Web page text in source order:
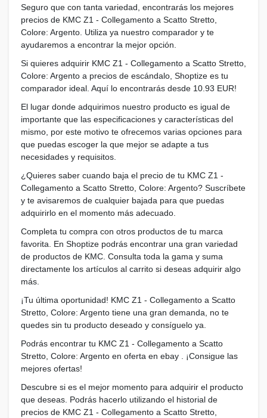
Seguro que con tanta variedad, encontrarás los mejores
precios de KMC Z1 - Collegamento a Scatto Stretto,
Colore: Argento. Utiliza ya nuestro comparador y te
ayudaremos a encontrar la mejor opción.
Si quieres adquirir KMC Z1 - Collegamento a Scatto Stretto,
Colore: Argento a precios de escándalo, Shoptize es tu
comparador ideal. Aquí lo encontrarás desde 10.93 EUR!
El lugar donde adquirimos nuestro producto es igual de
importante que las especificaciones y características del
mismo, por este motivo te ofrecemos varias opciones para
que puedas escoger la que mejor se adapte a tus
necesidades y requisitos.
¿Quieres saber cuando baja el precio de tu KMC Z1 -
Collegamento a Scatto Stretto, Colore: Argento? Suscríbete
y te avisaremos de cualquier bajada para que puedas
adquirirlo en el momento más adecuado.
Completa tu compra con otros productos de tu marca
favorita. En Shoptize podrás encontrar una gran variedad
de productos de KMC. Consulta toda la gama y suma
directamente los artículos al carrito si deseas adquirir algo
más.
¡Tu última oportunidad! KMC Z1 - Collegamento a Scatto
Stretto, Colore: Argento tiene una gran demanda, no te
quedes sin tu producto deseado y consíguelo ya.
Podrás encontrar tu KMC Z1 - Collegamento a Scatto
Stretto, Colore: Argento en oferta en ebay . ¡Consigue las
mejores ofertas!
Descubre si es el mejor momento para adquirir el producto
que deseas. Podrás hacerlo utilizando el historial de
precios de KMC Z1 - Collegamento a Scatto Stretto,